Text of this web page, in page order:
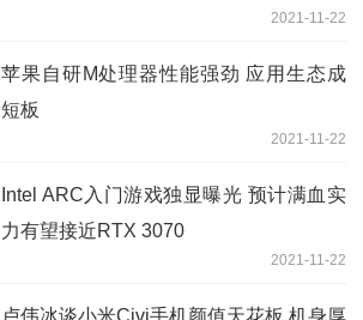
2021-11-22
苹果自研M处理器性能强劲 应用生态成
短板
2021-11-22
Intel ARC入门游戏独显曝光 预计满血实
力有望接近RTX 3070
2021-11-22
卢伟冰谈小米Civi手机颜值天花板 机身厚